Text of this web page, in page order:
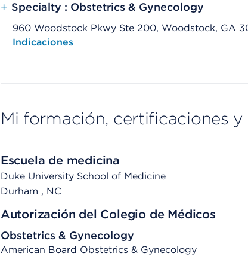
+ Specialty : Obstetrics & Gynecology
960 Woodstock Pkwy Ste 200, Woodstock, GA
Opens native map application on mobile devices
Indicaciones
Mi formación, certificaciones y
Escuela de medicina
Duke University School of Medicine
Durham , NC
Autorización del Colegio de Médicos
Obstetrics & Gynecology
American Board Obstetrics & Gynecology